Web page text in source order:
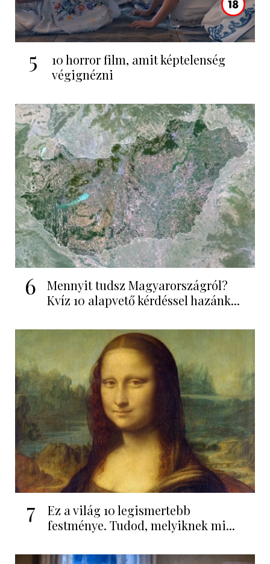
5
10 horror film, amit képtelenség
végignézni
6
Mennyit tudsz Magyarországról?
Kvíz 10 alapvető kérdéssel hazánk...
7
Ez a világ 10 legismertebb
festménye. Tudod, melyiknek mi...